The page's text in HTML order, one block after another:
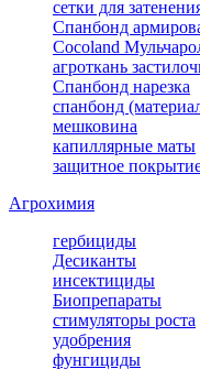
сетки для
Спанбонд
Cocoland
агроткань
Спанбонд нарезка
спанбонд
мешковина
капиллярные маты
защитное
Агрохимия
гербициды
Десиканты
инсектициды
Биопрепараты
стимуляторы роста
удобрения
фунгициды